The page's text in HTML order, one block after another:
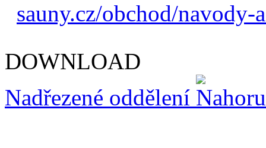
sauny.cz/obchod/
DOWNLOAD
Nadřezené oddělení